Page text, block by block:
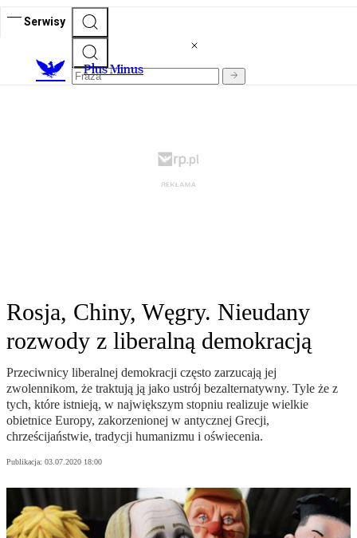
Serwisy
Plus Minus
Rosja, Chiny, Węgry. Nieudany
rozwody z liberalną demokracją
Przeciwnicy liberalnej demokracji często zarzucają jej
zwolennikom, że traktują ją jako ustrój bezalternatywny. Tyle że z
tych, które istnieją, w największym stopniu realizuje wielkie
obietnice Europy, zakorzenionej w antycznej Grecji,
chrześcijaństwie, tradycji humanizmu i oświecenia.
Publikacja: 03.07.2020 18:00